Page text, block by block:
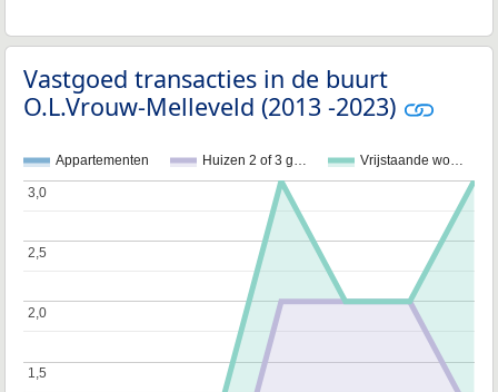
Vastgoed transacties in de buurt
O.L.Vrouw-Melleveld (2013 -2023)
Appartementen Huizen 2 of 3 g… Vrijstaande wo…
1,5
1,5
2,0
2,0
2,5
2,5
3,0
3,0